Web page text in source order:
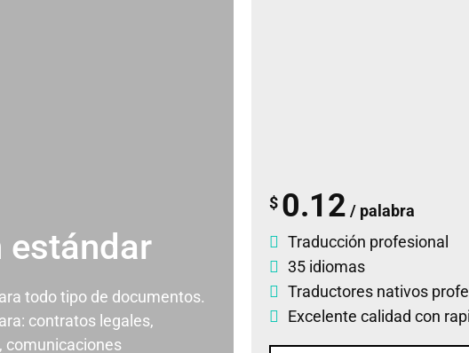
estándar
todo tipo de documentos.
contratos legales,
comunicaciones
$ 0.12 / palabra
Traducción profesional
35 idiomas
Traductores nativos
Excelente calidad con